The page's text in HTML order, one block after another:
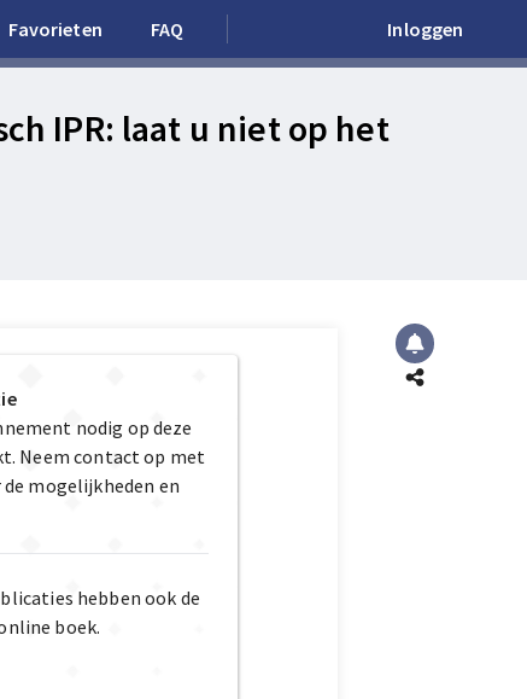
Favorieten FAQ Inloggen
IPR: laat u niet op het
nodig op deze
Neem contact op met
mogelijkheden en
hebben ook de
boek.